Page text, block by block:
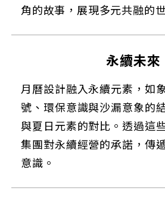
角的故事，展現多元共融的
永續未來
月曆設計融入永續元素，如
號、環保意識與沙漏意象的
與夏日元素的對比。透過這
集團對永續經營的承諾，傳
意識。